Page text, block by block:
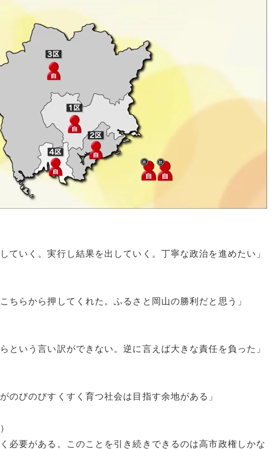
ていく。実行し結果を出していく。丁寧な政治を進めたい」
ちらから押してくれた。ふるさと岡山の勝利だと思う」
という言い訳ができない。逆に言えば大きな責任を負った」
のびのびすくすく育つ社会は目指す余地がある」
必要がある。このことを引き続きできるのは高市政権しかな